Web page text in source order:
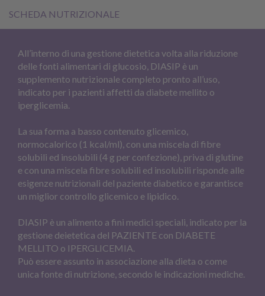
SCHEDA NUTRIZIONALE
All’interno di una gestione dietetica volta alla riduzione
delle fonti alimentari di glucosio, DIASIP è un
supplemento nutrizionale completo pronto all’uso,
indicato per i pazienti affetti da diabete mellito o
iperglicemia.
La sua forma a basso contenuto glicemico,
normocalorico (1 kcal/ml), con una miscela di fibre
solubili ed insolubili (4 g per confezione), priva di glutine
e con una miscela fibre solubili ed insolubili risponde alle
esigenze nutrizionali del paziente diabetico e garantisce
un miglior controllo glicemico e lipidico.
DIASIP è un alimento a fini medici speciali, indicato per la
gestione deietetica del PAZIENTE con DIABETE
MELLITO o IPERGLICEMIA.
Può essere assunto in associazione alla dieta o come
unica fonte di nutrizione, secondo le indicazioni mediche.